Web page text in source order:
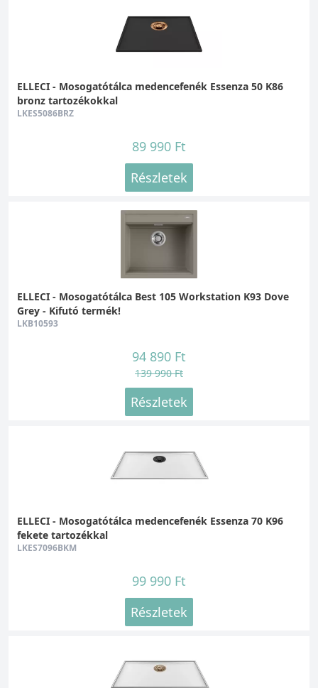
ELLECI - Mosogatótálca medencefenék Essenza 50 K86
bronz tartozékokkal
LKES5086BRZ
89 990 Ft
Részletek
ELLECI - Mosogatótálca Best 105 Workstation K93 Dove
Grey - Kifutó termék!
LKB10593
94 890 Ft
139 990 Ft
Részletek
ELLECI - Mosogatótálca medencefenék Essenza 70 K96
fekete tartozékkal
LKES7096BKM
99 990 Ft
Részletek